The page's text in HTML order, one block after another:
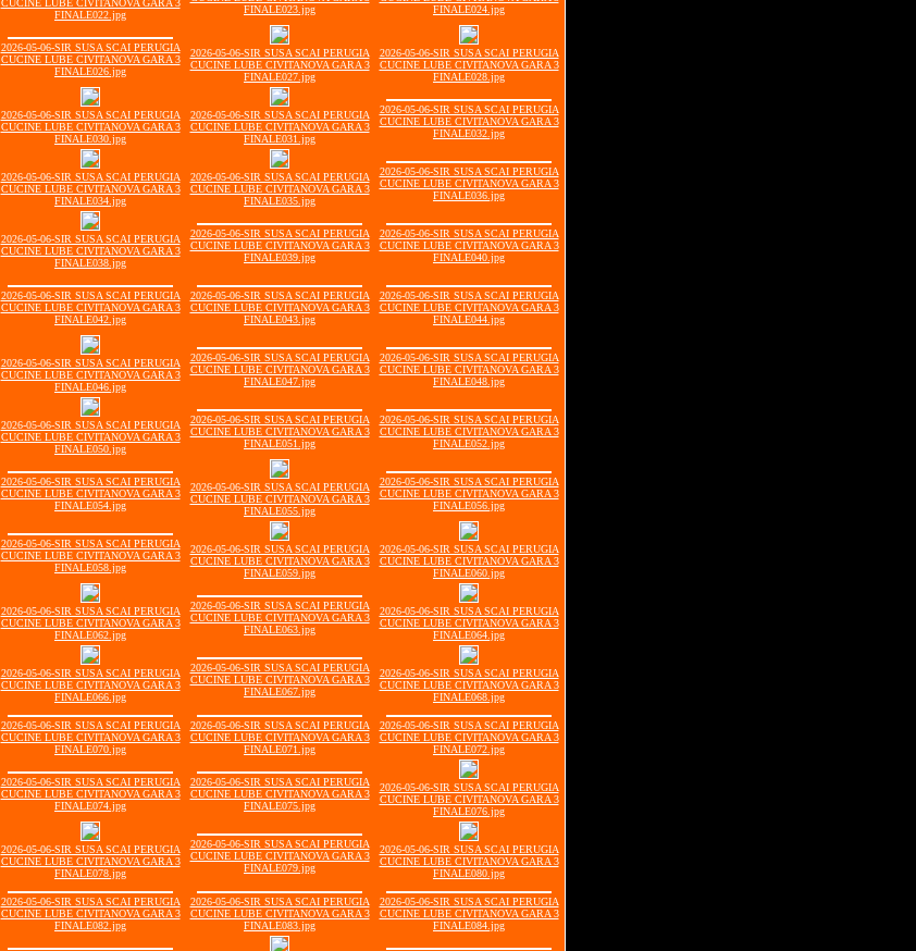
CUCINE LUBE CIVITANOVA GARA 3
FINALE022.jpg
FINALE023.jpg
FINALE024.jpg
2026-05-06-SIR SUSA SCAI PERUGIA
CUCINE LUBE CIVITANOVA GARA 3
FINALE026.jpg
2026-05-06-SIR SUSA SCAI PERUGIA
CUCINE LUBE CIVITANOVA GARA 3
FINALE027.jpg
2026-05-06-SIR SUSA SCAI PERUGIA
CUCINE LUBE CIVITANOVA GARA 3
FINALE028.jpg
2026-05-06-SIR SUSA SCAI PERUGIA
CUCINE LUBE CIVITANOVA GARA 3
FINALE030.jpg
2026-05-06-SIR SUSA SCAI PERUGIA
CUCINE LUBE CIVITANOVA GARA 3
FINALE031.jpg
2026-05-06-SIR SUSA SCAI PERUGIA
CUCINE LUBE CIVITANOVA GARA 3
FINALE032.jpg
2026-05-06-SIR SUSA SCAI PERUGIA
CUCINE LUBE CIVITANOVA GARA 3
FINALE034.jpg
2026-05-06-SIR SUSA SCAI PERUGIA
CUCINE LUBE CIVITANOVA GARA 3
FINALE035.jpg
2026-05-06-SIR SUSA SCAI PERUGIA
CUCINE LUBE CIVITANOVA GARA 3
FINALE036.jpg
2026-05-06-SIR SUSA SCAI PERUGIA
CUCINE LUBE CIVITANOVA GARA 3
FINALE038.jpg
2026-05-06-SIR SUSA SCAI PERUGIA
CUCINE LUBE CIVITANOVA GARA 3
FINALE039.jpg
2026-05-06-SIR SUSA SCAI PERUGIA
CUCINE LUBE CIVITANOVA GARA 3
FINALE040.jpg
2026-05-06-SIR SUSA SCAI PERUGIA
CUCINE LUBE CIVITANOVA GARA 3
FINALE042.jpg
2026-05-06-SIR SUSA SCAI PERUGIA
CUCINE LUBE CIVITANOVA GARA 3
FINALE043.jpg
2026-05-06-SIR SUSA SCAI PERUGIA
CUCINE LUBE CIVITANOVA GARA 3
FINALE044.jpg
2026-05-06-SIR SUSA SCAI PERUGIA
CUCINE LUBE CIVITANOVA GARA 3
FINALE046.jpg
2026-05-06-SIR SUSA SCAI PERUGIA
CUCINE LUBE CIVITANOVA GARA 3
FINALE047.jpg
2026-05-06-SIR SUSA SCAI PERUGIA
CUCINE LUBE CIVITANOVA GARA 3
FINALE048.jpg
2026-05-06-SIR SUSA SCAI PERUGIA
CUCINE LUBE CIVITANOVA GARA 3
FINALE050.jpg
2026-05-06-SIR SUSA SCAI PERUGIA
CUCINE LUBE CIVITANOVA GARA 3
FINALE051.jpg
2026-05-06-SIR SUSA SCAI PERUGIA
CUCINE LUBE CIVITANOVA GARA 3
FINALE052.jpg
2026-05-06-SIR SUSA SCAI PERUGIA
CUCINE LUBE CIVITANOVA GARA 3
FINALE054.jpg
2026-05-06-SIR SUSA SCAI PERUGIA
CUCINE LUBE CIVITANOVA GARA 3
FINALE055.jpg
2026-05-06-SIR SUSA SCAI PERUGIA
CUCINE LUBE CIVITANOVA GARA 3
FINALE056.jpg
2026-05-06-SIR SUSA SCAI PERUGIA
CUCINE LUBE CIVITANOVA GARA 3
FINALE058.jpg
2026-05-06-SIR SUSA SCAI PERUGIA
CUCINE LUBE CIVITANOVA GARA 3
FINALE059.jpg
2026-05-06-SIR SUSA SCAI PERUGIA
CUCINE LUBE CIVITANOVA GARA 3
FINALE060.jpg
2026-05-06-SIR SUSA SCAI PERUGIA
CUCINE LUBE CIVITANOVA GARA 3
FINALE062.jpg
2026-05-06-SIR SUSA SCAI PERUGIA
CUCINE LUBE CIVITANOVA GARA 3
FINALE063.jpg
2026-05-06-SIR SUSA SCAI PERUGIA
CUCINE LUBE CIVITANOVA GARA 3
FINALE064.jpg
2026-05-06-SIR SUSA SCAI PERUGIA
CUCINE LUBE CIVITANOVA GARA 3
FINALE066.jpg
2026-05-06-SIR SUSA SCAI PERUGIA
CUCINE LUBE CIVITANOVA GARA 3
FINALE067.jpg
2026-05-06-SIR SUSA SCAI PERUGIA
CUCINE LUBE CIVITANOVA GARA 3
FINALE068.jpg
2026-05-06-SIR SUSA SCAI PERUGIA
CUCINE LUBE CIVITANOVA GARA 3
FINALE070.jpg
2026-05-06-SIR SUSA SCAI PERUGIA
CUCINE LUBE CIVITANOVA GARA 3
FINALE071.jpg
2026-05-06-SIR SUSA SCAI PERUGIA
CUCINE LUBE CIVITANOVA GARA 3
FINALE072.jpg
2026-05-06-SIR SUSA SCAI PERUGIA
CUCINE LUBE CIVITANOVA GARA 3
FINALE074.jpg
2026-05-06-SIR SUSA SCAI PERUGIA
CUCINE LUBE CIVITANOVA GARA 3
FINALE075.jpg
2026-05-06-SIR SUSA SCAI PERUGIA
CUCINE LUBE CIVITANOVA GARA 3
FINALE076.jpg
2026-05-06-SIR SUSA SCAI PERUGIA
CUCINE LUBE CIVITANOVA GARA 3
FINALE078.jpg
2026-05-06-SIR SUSA SCAI PERUGIA
CUCINE LUBE CIVITANOVA GARA 3
FINALE079.jpg
2026-05-06-SIR SUSA SCAI PERUGIA
CUCINE LUBE CIVITANOVA GARA 3
FINALE080.jpg
2026-05-06-SIR SUSA SCAI PERUGIA
CUCINE LUBE CIVITANOVA GARA 3
FINALE082.jpg
2026-05-06-SIR SUSA SCAI PERUGIA
CUCINE LUBE CIVITANOVA GARA 3
FINALE083.jpg
2026-05-06-SIR SUSA SCAI PERUGIA
CUCINE LUBE CIVITANOVA GARA 3
FINALE084.jpg